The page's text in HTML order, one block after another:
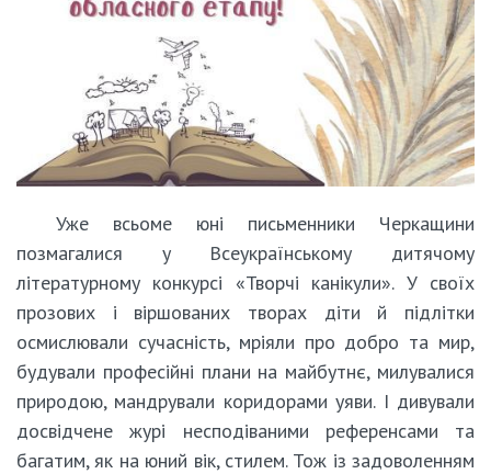
Уже всьоме юні письменники Черкащини
позмагалися у Всеукраїнському дитячому
літературному конкурсі «Творчі канікули». У своїх
прозових і віршованих творах діти й підлітки
осмислювали сучасність, мріяли про добро та мир,
будували професійні плани на майбутнє, милувалися
природою, мандрували коридорами уяви. І дивували
досвідчене журі несподіваними референсами та
багатим, як на юний вік, стилем. Тож із задоволенням